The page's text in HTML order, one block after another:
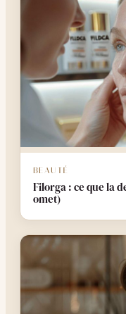
BEAUTÉ
Filorga : ce que la
omet)